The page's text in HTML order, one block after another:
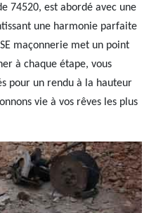
74520, est abordé avec une
une harmonie parfaite
maçonnerie met un point
à chaque étape, vous
pour un rendu à la hauteur
vie à vos rêves les plus